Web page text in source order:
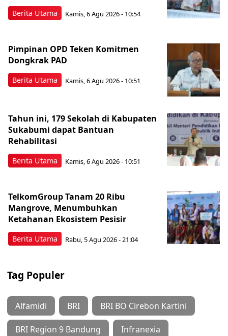
Berita Utama Kamis, 6 Agu 2026 - 10:54
Berita Utama
Pimpinan OPD Teken Komitmen
Dongkrak PAD
Kamis, 6 Agu 2026 - 10:51
Berita Utama
Tahun ini, 179 Sekolah di Kabupaten
Sukabumi dapat Bantuan
Rehabilitasi
Kamis, 6 Agu 2026 - 10:51
Berita Utama
TelkomGroup Tanam 20 Ribu
Mangrove, Menumbuhkan
Ketahanan Ekosistem Pesisir
Rabu, 5 Agu 2026 - 21:04
Tag Populer
Alfamidi BRI BRI BO Cirebon Kartini
BRI Region 9 Bandung Infranexia